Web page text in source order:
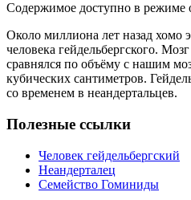
Содержимое доступно в режиме
Около миллиона лет назад хомо
человека гейдельбергского.
сравнялся по объёму с нашим
кубических сантиметров.
со временем в неандертальцев.
Полезные ссылки
Человек гейдельбергский
Неандерталец
Семейство Гоминиды